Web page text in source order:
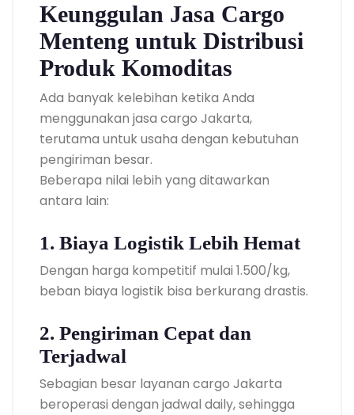
Keunggulan Jasa Cargo
Menteng untuk Distribusi
Produk Komoditas
Ada banyak kelebihan ketika Anda
menggunakan jasa cargo Jakarta,
terutama untuk usaha dengan kebutuhan
pengiriman besar.
Beberapa nilai lebih yang ditawarkan
antara lain:
1. Biaya Logistik Lebih Hemat
Dengan harga kompetitif mulai 1.500/kg,
beban biaya logistik bisa berkurang drastis.
2. Pengiriman Cepat dan
Terjadwal
Sebagian besar layanan cargo Jakarta
beroperasi dengan jadwal daily, sehingga